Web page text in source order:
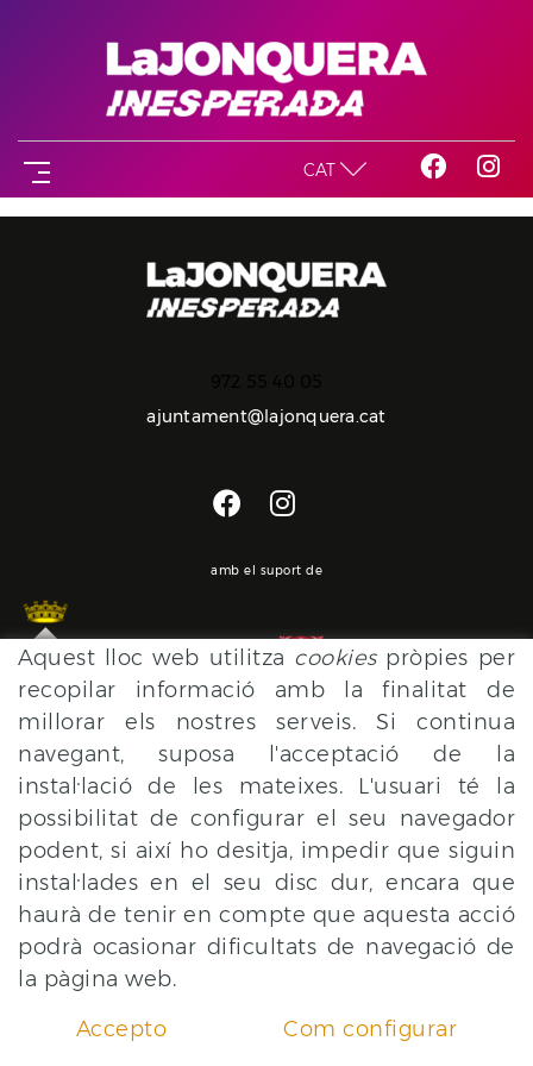
CAT
ajuntament@lajonquera.cat
amb el suport de
Aquest lloc web utilitza cookiespròpies per
recopilar informació amb la finalitat de
millorar els nostres serveis. Si continua
navegant, suposa l'acceptació de la
instal·lació de les mateixes. L'usuari té la
possibilitat de configurar el seu navegador
podent, si així ho desitja, impedir que siguin
instal·lades en el seu disc dur, encara que
haurà de tenir en compte que aquesta acció
podrà ocasionar dificultats de navegació de
la pàgina web.
Accepto
Com configurar